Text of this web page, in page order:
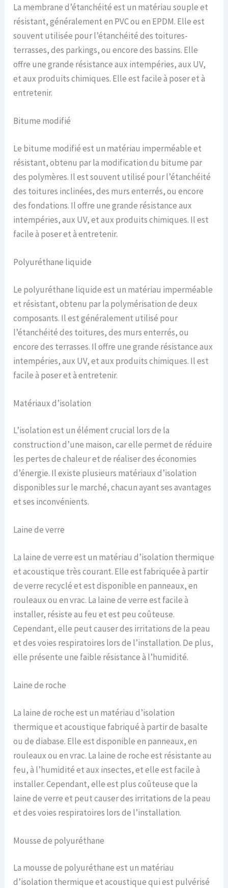
La membrane d’étanchéité est un matériau souple et
résistant, généralement en PVC ou en EPDM. Elle est
souvent utilisée pour l’étanchéité des toitures-
terrasses, des parkings, ou encore des bassins. Elle
offre une grande résistance aux intempéries, aux UV,
et aux produits chimiques. Elle est facile à poser et à
entretenir.
Bitume modifié
Le bitume modifié est un matériau imperméable et
résistant, obtenu par la modification du bitume par
des polymères. Il est souvent utilisé pour l’étanchéité
des toitures inclinées, des murs enterrés, ou encore
des fondations. Il offre une grande résistance aux
intempéries, aux UV, et aux produits chimiques. Il est
facile à poser et à entretenir.
Polyuréthane liquide
Le polyuréthane liquide est un matériau imperméable
et résistant, obtenu par la polymérisation de deux
composants. Il est généralement utilisé pour
l’étanchéité des toitures, des murs enterrés, ou
encore des terrasses. Il offre une grande résistance aux
intempéries, aux UV, et aux produits chimiques. Il est
facile à poser et à entretenir.
Matériaux d’isolation
L’isolation est un élément crucial lors de la
construction d’une maison, car elle permet de réduire
les pertes de chaleur et de réaliser des économies
d’énergie. Il existe plusieurs matériaux d’isolation
disponibles sur le marché, chacun ayant ses avantages
et ses inconvénients.
Laine de verre
La laine de verre est un matériau d’isolation thermique
et acoustique très courant. Elle est fabriquée à partir
de verre recyclé et est disponible en panneaux, en
rouleaux ou en vrac. La laine de verre est facile à
installer, résiste au feu et est peu coûteuse.
Cependant, elle peut causer des irritations de la peau
et des voies respiratoires lors de l’installation. De plus,
elle présente une faible résistance à l’humidité.
Laine de roche
La laine de roche est un matériau d’isolation
thermique et acoustique fabriqué à partir de basalte
ou de diabase. Elle est disponible en panneaux, en
rouleaux ou en vrac. La laine de roche est résistante au
feu, à l’humidité et aux insectes, et elle est facile à
installer. Cependant, elle est plus coûteuse que la
laine de verre et peut causer des irritations de la peau
et des voies respiratoires lors de l’installation.
Mousse de polyuréthane
La mousse de polyuréthane est un matériau
d’isolation thermique et acoustique qui est pulvérisé